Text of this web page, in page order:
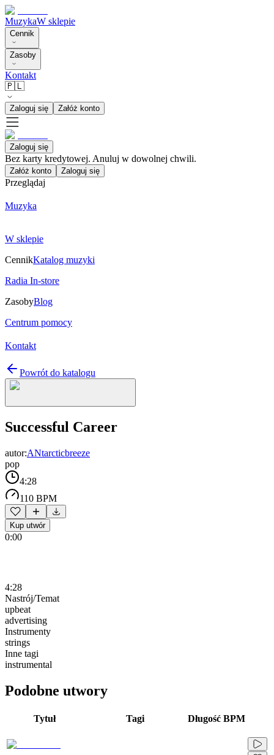
MuzykaW sklepie
Cennik
Zasoby
Kontakt
🇵🇱
Zaloguj się Załóż konto
Zaloguj się
Bez karty kredytowej. Anuluj w dowolnej chwili.
Załóż konto Zaloguj się
Przeglądaj
Muzyka
W sklepie
CennikKatalog muzyki
Radia In-store
ZasobyBlog
Centrum pomocy
Kontakt
Powrót do katalogu
Successful Career
autor:ANtarcticbreeze
pop
4:28
110 BPM
Kup utwór
0:00
4:28
Nastrój/Temat
upbeat
advertising
Instrumenty
strings
Inne tagi
instrumental
Podobne utwory
Tytuł Tagi Długość BPM